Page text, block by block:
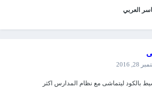
العربي
2016
بالكود ليتماشى مع نظام المدارس اكثر